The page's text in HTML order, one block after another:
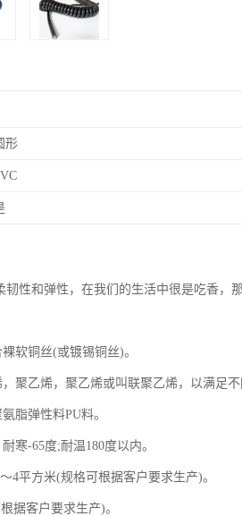
形
韧性和弹性，在我们的生活中很是吃香，
软铜丝(或镀锡铜丝)。
聚乙烯，聚乙烯或叫联聚乙烯，以满足不
脂弹性料PU料。
寒-65度;耐温180度以内。
4平方米(规格可根据客户要求生产)。
据客户要求生产)。